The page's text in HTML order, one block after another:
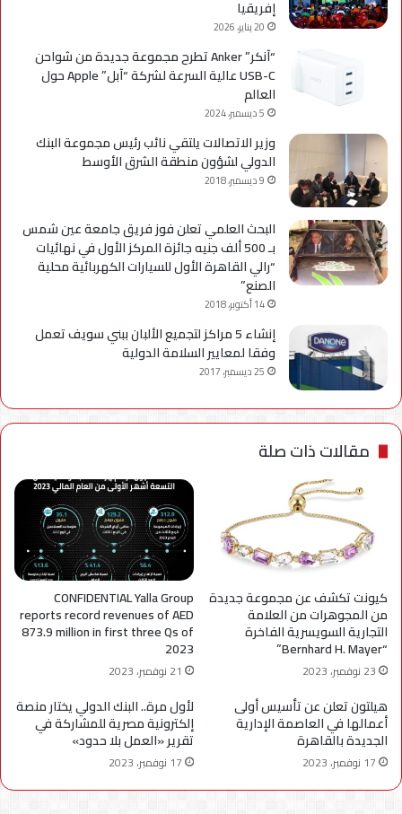
إفريقيا
20 يناير، 2026
“آنكر” Anker تطرح مجموعة جديدة من شواحن
USB-C عالية السرعة لشركة “آبل” Apple حول
العالم
5 ديسمبر، 2024
وزير الاتصالات يلتقي نائب رئيس مجموعة البنك
الدولي لشؤون منطقة الشرق الأوسط
9 ديسمبر، 2018
البحث العلمي تعلن فوز فريق جامعة عين شمس
بـ 500 ألف جنيه جائزة المركز الأول في نهائيات
“رالي القاهرة الأول للسيارات الكهربائية محلية
الصنع”
14 أكتوبر، 2018
إنشاء 5 مراكز لتجميع الألبان ببني سويف تعمل
وفقا لمعايير السلامة الدولية
25 ديسمبر، 2017
مقالات ذات صلة
كيونت تكشف عن مجموعة جديدة
من المجوهرات من العلامة
التجارية السويسرية الفاخرة
“Bernhard H. Mayer”
23 نوفمبر، 2023
CONFIDENTIAL Yalla Group
reports record revenues of AED
873.9 million in first three Qs of
2023
21 نوفمبر، 2023
هيلتون تعلن عن تأسيس أولى
أعمالها في العاصمة الإدارية
الجديدة بالقاهرة
17 نوفمبر، 2023
لأول مرة.. البنك الدولي يختار منصة
إلكترونية مصرية للمشاركة في
تقرير «العمل بلا حدود»
17 نوفمبر، 2023